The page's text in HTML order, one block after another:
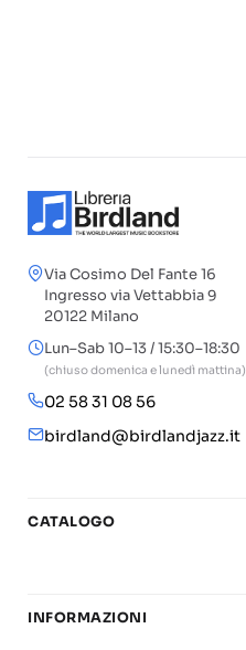
Via Cosimo Del Fante 16
Ingresso via Vettabbia 9
20122 Milano
Lun–Sab 10–13 / 15:30–18:30
(chiuso domenica e lunedì mattina)
02 58 31 08 56
birdland@birdlandjazz.it
CATALOGO
Chitarra
INFORMAZIONI